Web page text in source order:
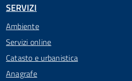
SERVIZI
Ambiente
Servizi online
Catasto e urbanistica
Anagrafe